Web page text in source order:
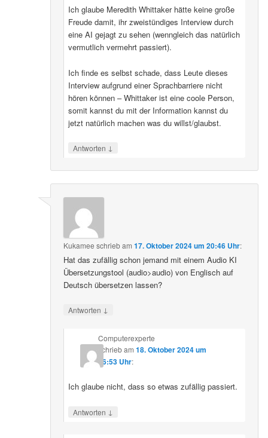
Ich glaube Meredith Whittaker hätte keine große
Freude damit, ihr zweistündiges Interview durch
eine AI gejagt zu sehen (wenngleich das natürlich
vermutlich vermehrt passiert).
Ich finde es selbst schade, dass Leute dieses
Interview aufgrund einer Sprachbarriere nicht
hören können – Whittaker ist eine coole Person,
somit kannst du mit der Information kannst du
jetzt natürlich machen was du willst/glaubst.
Antworten ↓
Kukamee schriebam17. Oktober 2024 um 20:46 Uhr:
Hat das zufällig schon jemand mit einem Audio KI
Übersetzungstool (audio>audio) von Englisch auf
Deutsch übersetzen lassen?
Antworten ↓
Computerexperte
schriebam 18. Oktober 2024 um
06:53 Uhr:
Ich glaube nicht, dass so etwas zufällig passiert.
Antworten ↓